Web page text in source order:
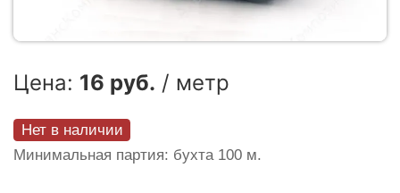
Цена: 16 руб. / метр
Нет в наличии
Минимальная партия: бухта 100 м.